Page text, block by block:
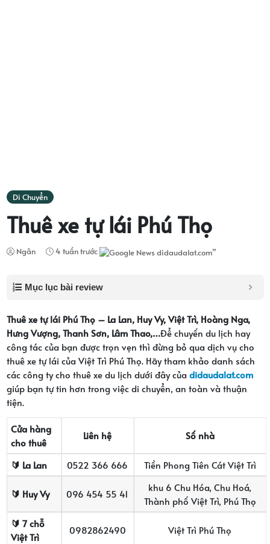
Di Chuyển
Thuê xe tự lái Phú Thọ
Ngân 4 tuần trước
Mục lục bài review
Thuê xe tự lái Phú Thọ – La Lan, Huy Vy, Việt Trì, Hoàng Nga,
Hưng Vượng, Thanh Sơn, Lâm Thao,…Để chuyến du lịch hay
công tác của bạn được trọn vẹn thì đừng bỏ qua dịch vụ cho
thuê xe tự lái của Việt Trì Phú Thọ. Hãy tham khảo danh sách
các công ty cho thuê xe du lịch dưới đây củadidaudalat.com
giúp bạn tự tin hơn trong việc di chuyển, an toàn và thuận
tiện.
Cửa hàng
cho thuê
Liên hệ Số nhà
🔰 La Lan 0522 366 666 Tiền Phong Tiên Cát Việt Trì
🔰 Huy Vy 096 454 55 41
khu 6 Chu Hóa, Chu Hoá,
Thành phố Việt Trì, Phú Thọ
🔰 7 chỗ
Việt Trì
0982862490 Việt Trì Phú Thọ